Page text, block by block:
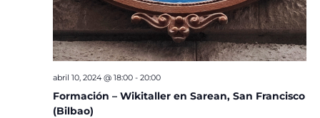
Formación – Wikitaller en Sarean, San Francisco
(Bilbao)
abril 10, 2024 @ 18:00- 20:00